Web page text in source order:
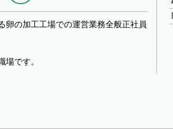
卵の加工工場での運営業務全般正社員
場です。